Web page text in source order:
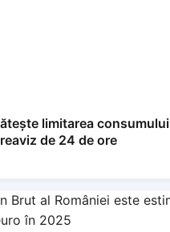
limitarea consumului
de 24 de ore